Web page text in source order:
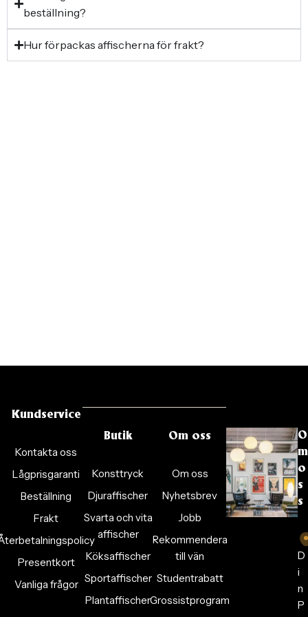
beställning?
Hur förpackas affischerna för frakt?
Kundservice
Kontakta oss
Lågprisgaranti
Beställning
Frakt
Presentkort
Vanliga frågor
Butik
Konsttryck
Djuraffischer
Svarta och vita
affischer
Köksaffischer
Sportaffischer
Plantaffischer
Om oss
Om oss
Nyhetsbrev
Jobb
Rekommendera
till vän
Studentrabatt
Grossistprogram
O
m
o
s
s
D
i
n
P